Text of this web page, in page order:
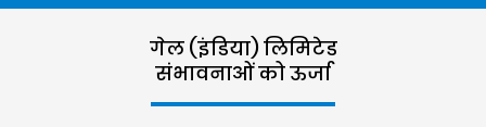
गेल (इंडिया) लिमिटेड
संभावनाओं को ऊर्जा